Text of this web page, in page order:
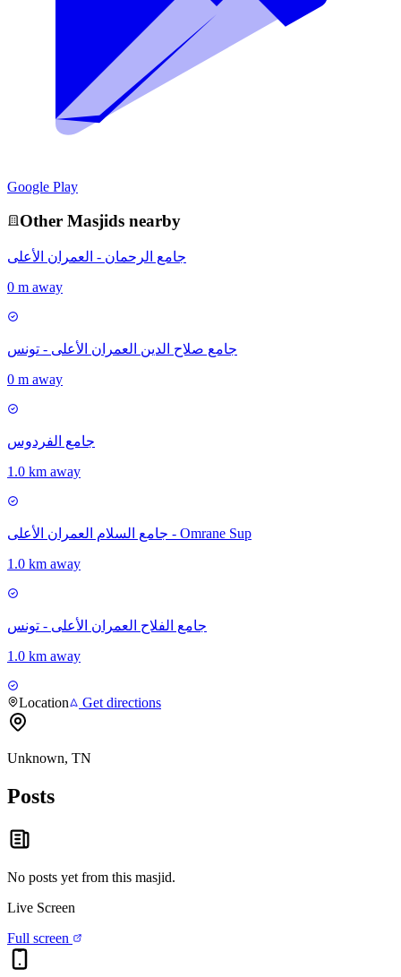
Google Play
Other Masjids nearby
جامع الرحمان - العمران الأعلى
0 m away
جامع صلاح الدين العمران الأعلى - تونس
0 m away
جامع الفردوس
1.0 km away
جامع السلام العمران الأعلى - Omrane Sup
1.0 km away
جامع الفلاح العمران الأعلى - تونس
1.0 km away
Location Get directions
Unknown, TN
Posts
No posts yet from this masjid.
Live Screen
Full screen